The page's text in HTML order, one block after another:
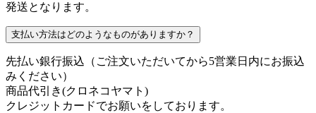
発送となります。
支払い方法はどのようなものがありますか？
先払い銀行振込 （ご注文いただいてから5営業日内にお振込
みください）
商品代引き(クロネコヤマト)
クレジットカードでお願いをしております。